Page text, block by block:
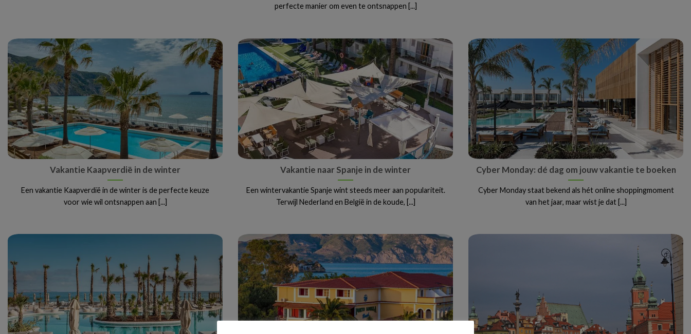
perfecte manier om even te ontsnappen [...]
Vakantie Kaapverdië in de winter
Een vakantie Kaapverdië in de winter is de perfecte keuze
voor wie wil ontsnappen aan [...]
Vakantie naar Spanje in de winter
Een wintervakantie Spanje wint steeds meer aan populariteit.
Terwijl Nederland en België in de koude, [...]
Cyber Monday: dé dag om jouw vakantie te boeken
Cyber Monday staat bekend als hét online shoppingmoment
van het jaar, maar wist je dat [...]